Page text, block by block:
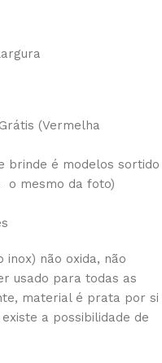
(Vermelha
brinde é modelos sortido
o mesmo da foto)
inox) não oxida, não
usado para todas as
material é prata por si
a possibilidade de